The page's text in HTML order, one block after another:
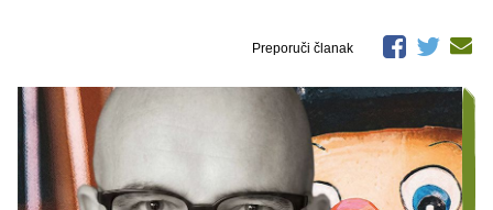
Preporuči članak